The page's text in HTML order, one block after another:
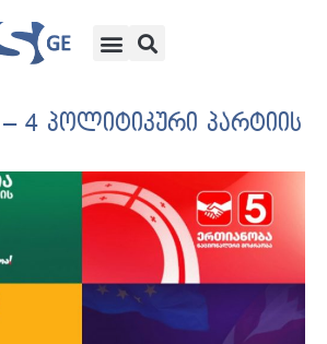
4 პოლიტიკური პარტიის